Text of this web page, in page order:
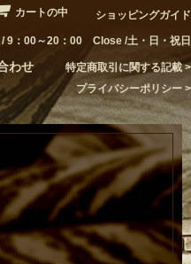
カートの中 ショッピングガイド
/ 9：00～20：00 Close /土・日・祝日
わせ
特定商取引に関する記載
プライバシーポリシー